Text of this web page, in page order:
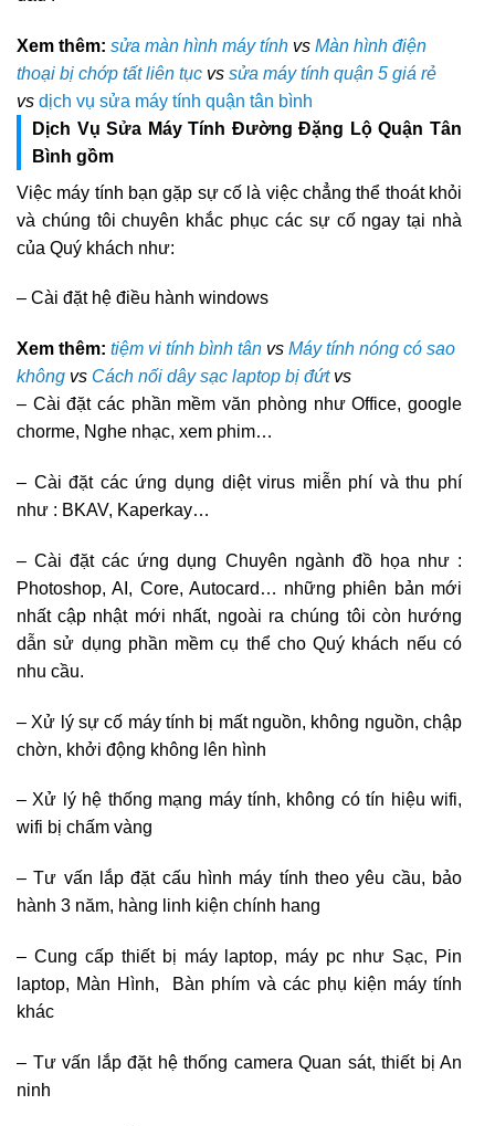
Xem thêm: sửa màn hình máy tính vs Màn hình điện
thoại bị chớp tất liên tục vs sửa máy tính quận 5 giá rẻ
vs dịch vụ sửa máy tính quận tân bình
Dịch Vụ Sửa Máy Tính Đường Đặng Lộ Quận Tân
Bình gồm
Việc máy tính bạn gặp sự cố là việc chẳng thể thoát khỏi
và chúng tôi chuyên khắc phục các sự cố ngay tại nhà
của Quý khách như:
– Cài đặt hệ điều hành windows
Xem thêm: tiệm vi tính bình tân vs Máy tính nóng có sao
không vs Cách nối dây sạc laptop bị đứtvs
– Cài đặt các phần mềm văn phòng như Office, google
chorme, Nghe nhạc, xem phim…
– Cài đặt các ứng dụng diệt virus miễn phí và thu phí
như : BKAV, Kaperkay…
– Cài đặt các ứng dụng Chuyên ngành đồ họa như :
Photoshop, AI, Core, Autocard… những phiên bản mới
nhất cập nhật mới nhất, ngoài ra chúng tôi còn hướng
dẫn sử dụng phần mềm cụ thể cho Quý khách nếu có
nhu cầu.
– Xử lý sự cố máy tính bị mất nguồn, không nguồn, chập
chờn, khởi động không lên hình
– Xử lý hệ thống mạng máy tính, không có tín hiệu wifi,
wifi bị chấm vàng
– Tư vấn lắp đặt cấu hình máy tính theo yêu cầu, bảo
hành 3 năm, hàng linh kiện chính hang
– Cung cấp thiết bị máy laptop, máy pc như Sạc, Pin
laptop, Màn Hình, Bàn phím và các phụ kiện máy tính
khác
– Tư vấn lắp đặt hệ thống camera Quan sát, thiết bị An
ninh